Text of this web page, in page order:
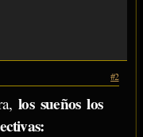
#2
los sueños los